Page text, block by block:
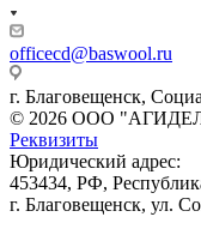
officecd@baswool.ru
г. Благовещенск,
© 2026 ООО
Реквизиты
Юридический адрес:
453434, РФ,
г. Благовещенск, ул.